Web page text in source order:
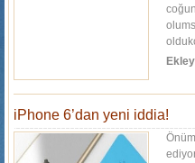
iPhone 6’dan yeni iddia!